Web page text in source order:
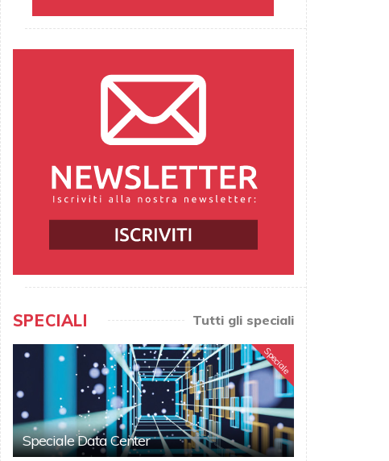
SPECIALI Tutti gli speciali
Speciale
Speciale Data Center